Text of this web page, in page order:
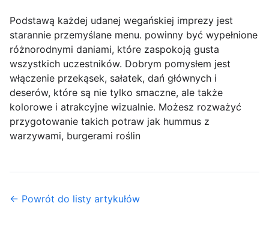
Podstawą każdej udanej wegańskiej imprezy jest
starannie przemyślane menu. powinny być wypełnione
różnorodnymi daniami, które zaspokoją gusta
wszystkich uczestników. Dobrym pomysłem jest
włączenie przekąsek, sałatek, dań głównych i
deserów, które są nie tylko smaczne, ale także
kolorowe i atrakcyjne wizualnie. Możesz rozważyć
przygotowanie takich potraw jak hummus z
warzywami, burgerami roślin
← Powrót do listy artykułów